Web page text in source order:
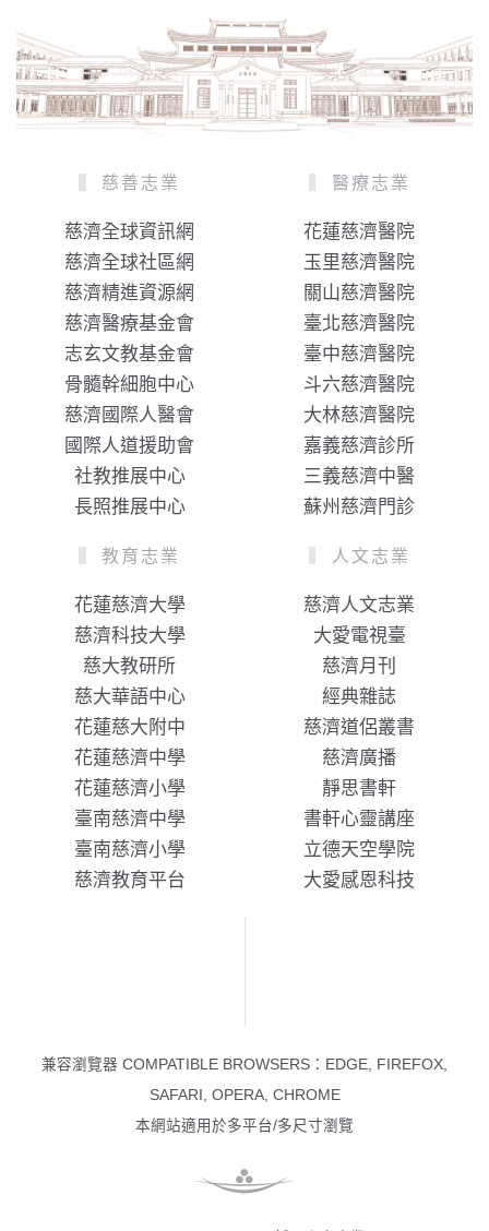
慈善志業
慈濟全球資訊網
慈濟全球社區網
慈濟精進資源網
慈濟醫療基金會
志玄文教基金會
骨髓幹細胞中心
慈濟國際人醫會
國際人道援助會
社教推展中心
長照推展中心
醫療志業
花蓮慈濟醫院
玉里慈濟醫院
關山慈濟醫院
臺北慈濟醫院
臺中慈濟醫院
斗六慈濟醫院
大林慈濟醫院
嘉義慈濟診所
三義慈濟中醫
蘇州慈濟門診
教育志業
花蓮慈濟大學
慈濟科技大學
慈大教研所
慈大華語中心
花蓮慈大附中
花蓮慈濟中學
花蓮慈濟小學
臺南慈濟中學
臺南慈濟小學
慈濟教育平台
人文志業
慈濟人文志業
大愛電視臺
慈濟月刊
經典雜誌
慈濟道侶叢書
慈濟廣播
靜思書軒
書軒心靈講座
立德天空學院
大愛感恩科技
兼容瀏覽器 COMPATIBLE BROWSERS：EDGE, FIREFOX,
SAFARI, OPERA, CHROME
本網站適用於多平台/多尺寸瀏覽